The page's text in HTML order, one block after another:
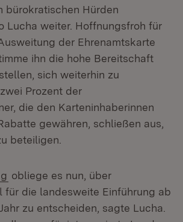
bürokratischen Hürden
Lucha weiter. Hoffnungsfroh für
der Ehrenamtskarte
ihn die hohe Bereitschaft
sich weiterhin zu
Prozent der
die den Karteninhaberinnen
gewähren, schließen aus,
beteiligen.
(Öffnet in neuem Fenster)
obliege es nun, über
für die landesweite Einführung ab
zu entscheiden, sagte Lucha.